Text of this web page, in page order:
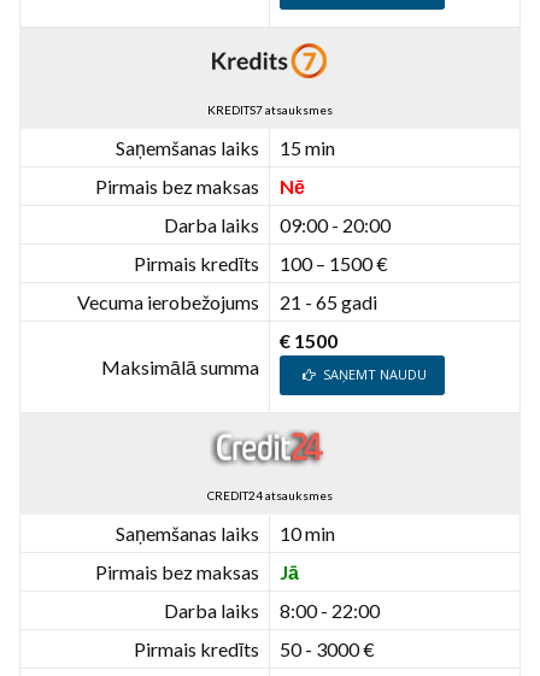
KREDITS7 atsauksmes
Saņemšanas laiks
15 min
Pirmais bez maksas
Nē
Darba laiks
09:00 - 20:00
Pirmais kredīts
100 – 1500 €
Vecuma ierobežojums
21 - 65 gadi
Maksimālā summa
€ 1500
SAŅEMT NAUDU
CREDIT24 atsauksmes
Saņemšanas laiks
10 min
Pirmais bez maksas
Jā
Darba laiks
8:00 - 22:00
Pirmais kredīts
50 - 3000 €